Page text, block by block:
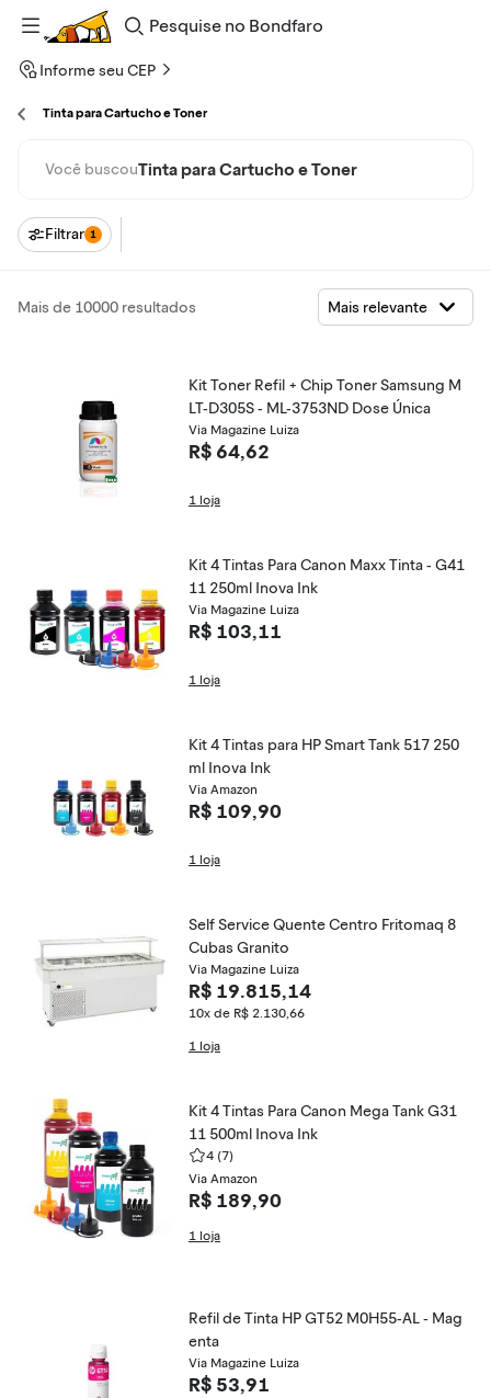
Pesquise
Bondfaro
Informe seu CEP
Tinta para Cartucho e Toner
Você buscouTinta para Cartucho e Toner
Filtrar 1
Mais de 10000 resultados
Kit Toner Refil + Chip Toner Samsung M
LT-D305S - ML-3753ND Dose Única
Via Magazine Luiza
R$ 64,62
1 loja
Kit 4 Tintas Para Canon Maxx Tinta - G41
11 250ml Inova Ink
Via Magazine Luiza
R$ 103,11
1 loja
Kit 4 Tintas para HP Smart Tank 517 250
ml Inova Ink
Via Amazon
R$ 109,90
1 loja
Self Service Quente Centro Fritomaq 8
Cubas Granito
Via Magazine Luiza
R$ 19.815,14
10x de R$ 2.130,66
1 loja
Kit 4 Tintas Para Canon Mega Tank G31
11 500ml Inova Ink
4 (7)
Via Amazon
R$ 189,90
1 loja
Refil de Tinta HP GT52 M0H55-AL - Mag
enta
Via Magazine Luiza
R$ 53,91